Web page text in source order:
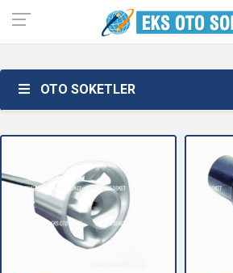
OTO SOKETLER